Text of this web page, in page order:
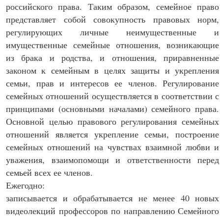
российского права. Таким образом, семейное право
представляет собой совокупность правовых норм,
регулирующих личные неимущественные и
имущественные семейные отношения, возникающие
из брака и родства, и отношения, приравненные
законом к семейным в целях защиты и укрепления
семьи, прав и интересов ее членов. Регулирование
семейных отношений осуществляется в соответствии с
принципами (основными началами) семейного права.
Основной целью правового регулирования семейных
отношений является укрепление семьи, построение
семейных отношений на чувствах взаимной любви и
уважения, взаимопомощи и ответственности перед
семьей всех ее членов.
Ежегодно:
записывается и обрабатывается не менее 40 новых
видеолекций профессоров по направлению Семейного